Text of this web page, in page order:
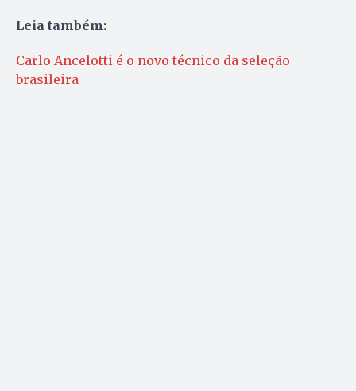
Leia também:
Carlo Ancelotti é o novo técnico da seleção
brasileira